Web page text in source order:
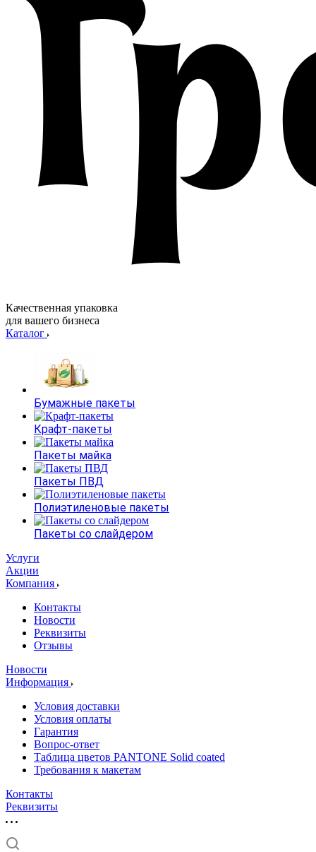
Качественная упаковка
для вашего бизнеса
Каталог
Бумажные пакеты
Крафт-пакеты
Пакеты майка
Пакеты ПВД
Полиэтиленовые пакеты
Пакеты со слайдером
Услуги
Акции
Компания
Контакты
Новости
Реквизиты
Отзывы
Новости
Информация
Условия доставки
Условия оплаты
Гарантия
Вопрос-ответ
Таблица цветов PANTONE Solid coated
Требования к макетам
Контакты
Реквизиты